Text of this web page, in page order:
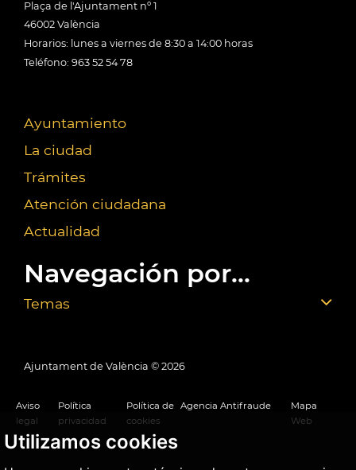
Utilizamos cookies
Plaça de l'Ajuntament nº 1
46002 València
Horarios: lunes a viernes de 8:30 a 14:00 horas
Teléfono: 963 52 54 78
Ayuntamiento
La ciudad
Trámites
Atención ciudadana
Actualidad
Navegación por...
Temas
Ajuntament de València © 2026
Aviso
legal
Política
privacidad
Política de
cookies
Agencia Antifraude
Mapa
Web